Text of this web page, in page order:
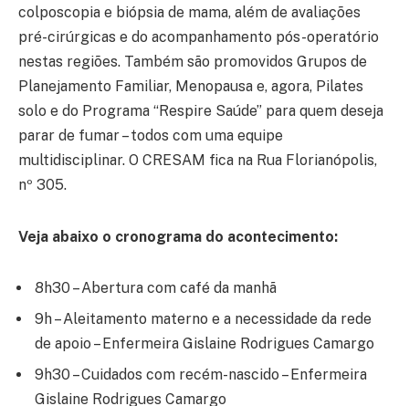
colposcopia e biópsia de mama, além de avaliações
pré-cirúrgicas e do acompanhamento pós-operatório
nestas regiões. Também são promovidos Grupos de
Planejamento Familiar, Menopausa e, agora, Pilates
solo e do Programa “Respire Saúde” para quem deseja
parar de fumar – todos com uma equipe
multidisciplinar. O CRESAM fica na Rua Florianópolis,
nº 305.
Veja abaixo o cronograma do acontecimento:
8h30 – Abertura com café da manhã
9h – Aleitamento materno e a necessidade da rede
de apoio – Enfermeira Gislaine Rodrigues Camargo
9h30 – Cuidados com recém-nascido – Enfermeira
Gislaine Rodrigues Camargo